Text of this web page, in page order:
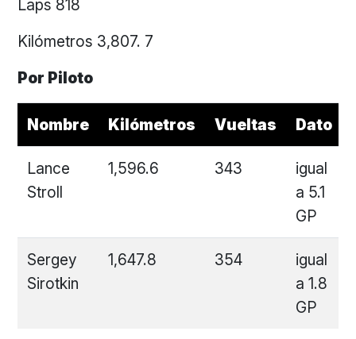
Laps 818
Kilómetros 3,807. 7
Por Piloto
Nombre Kilómetros Vueltas Dato
Lance
Stroll
1,596.6 343
igual
a 5.1
GP
Sergey
Sirotkin
1,647.8 354
igual
a 1.8
GP